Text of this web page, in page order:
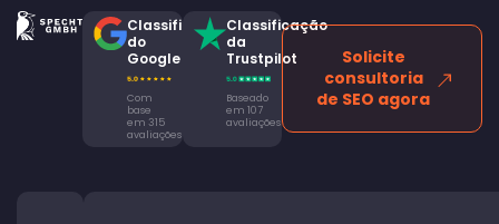
Classificação
do
Google
Com
base
em 315
avaliações
Classificação
da
Trustpilot
Baseado
em 107
avaliações
Solicite
consultoria
de SEO agora